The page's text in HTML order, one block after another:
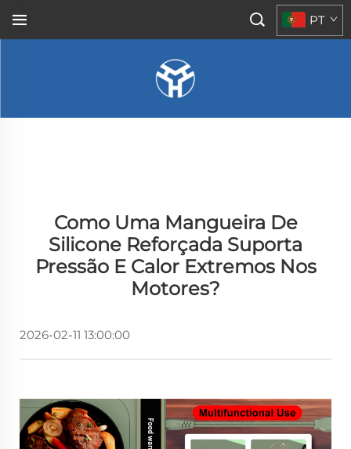
PT
Como Uma Mangueira De
Silicone Reforçada Suporta
Pressão E Calor Extremos Nos
Motores?
2026-02-11 13:00:00